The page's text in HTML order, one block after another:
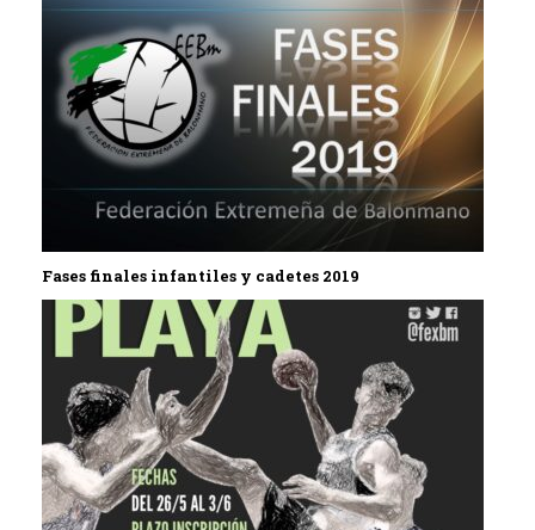
Fases finales infantiles y cadetes 2019